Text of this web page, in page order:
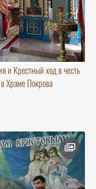
и Крестный ход в честь
Храме Покрова